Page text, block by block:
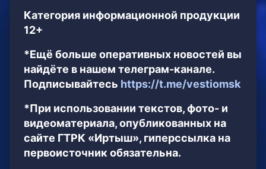
Категория информационной продукции
12+
*Ещё больше оперативных новостей вы
найдёте в нашем телеграм-канале.
Подписывайтесь https://t.me/vestiomsk
*При использовании текстов, фото- и
видеоматериала, опубликованных на
сайте ГТРК «Иртыш», гиперссылка на
первоисточник обязательна.